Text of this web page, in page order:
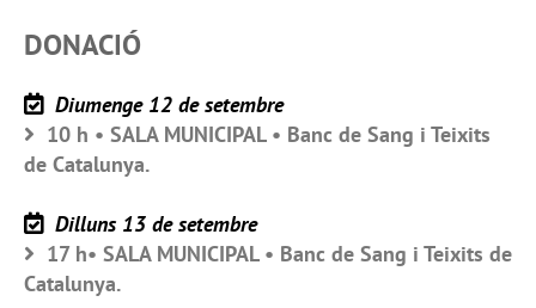
DONACIÓ
Diumenge 12 de setembre
10 h • SALA MUNICIPAL • Banc de Sang i Teixits
de Catalunya.
Dilluns 13 de setembre
17 h• SALA MUNICIPAL • Banc de Sang i Teixits de
Catalunya.